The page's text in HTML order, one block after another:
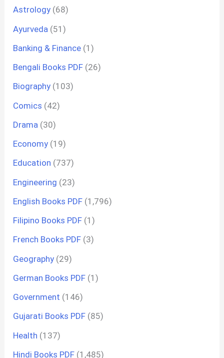
Astrology (68)
Ayurveda (51)
Banking & Finance (1)
Bengali Books PDF (26)
Biography (103)
Comics (42)
Drama (30)
Economy (19)
Education (737)
Engineering (23)
English Books PDF (1,796)
Filipino Books PDF (1)
French Books PDF (3)
Geography (29)
German Books PDF (1)
Government (146)
Gujarati Books PDF (85)
Health (137)
Hindi Books PDF (1,485)